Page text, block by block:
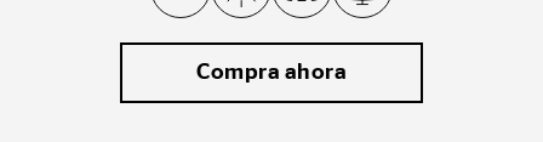
Compra ahora